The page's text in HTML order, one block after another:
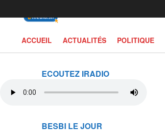
ECOUTEZ IRADIO
BESBI LE JOUR
ACCUEIL ACTUALITÉS POLITIQUE